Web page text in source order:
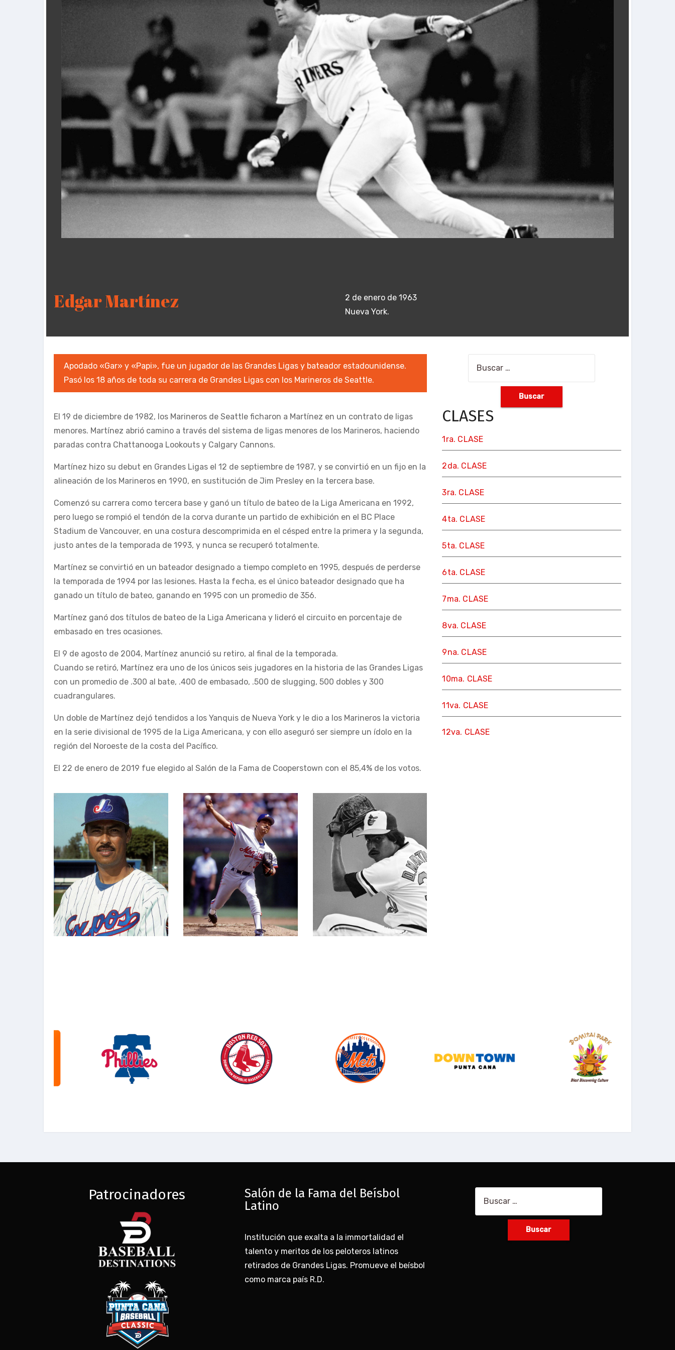
Edgar Martínez
2 de enero de 1963
Nueva York.
Apodado «Gar» y «Papi», fue un jugador de las Grandes Ligas y bateador estadounidense.
Pasó los 18 años de toda su carrera de Grandes Ligas con los Marineros de Seattle.
El 19 de diciembre de 1982, los Marineros de Seattle ficharon a Martínez en un contrato de ligas
menores. Martínez abrió camino a través del sistema de ligas menores de los Marineros, haciendo
paradas contra Chattanooga Lookouts y Calgary Cannons.
Martínez hizo su debut en Grandes Ligas el 12 de septiembre de 1987, y se convirtió en un fijo en la
alineación de los Marineros en 1990, en sustitución de Jim Presley en la tercera base.
Comenzó su carrera como tercera base y ganó un título de bateo de la Liga Americana en 1992,
pero luego se rompió el tendón de la corva durante un partido de exhibición en el BC Place
Stadium de Vancouver, en una costura descomprimida en el césped entre la primera y la segunda,
justo antes de la temporada de 1993, y nunca se recuperó totalmente.
Martínez se convirtió en un bateador designado a tiempo completo en 1995, después de perderse
la temporada de 1994 por las lesiones. Hasta la fecha, es el único bateador designado que ha
ganado un título de bateo, ganando en 1995 con un promedio de 356.
Martínez ganó dos títulos de bateo de la Liga Americana y lideró el circuito en porcentaje de
embasado en tres ocasiones.
El 9 de agosto de 2004, Martínez anunció su retiro, al final de la temporada.
Cuando se retiró, Martínez era uno de los únicos seis jugadores en la historia de las Grandes Ligas
con un promedio de .300 al bate, .400 de embasado, .500 de slugging, 500 dobles y 300
cuadrangulares.
Un doble de Martínez dejó tendidos a los Yanquis de Nueva York y le dio a los Marineros la victoria
en la serie divisional de 1995 de la Liga Americana, y con ello aseguró ser siempre un ídolo en la
región del Noroeste de la costa del Pacífico.
El 22 de enero de 2019 fue elegido al Salón de la Fama de Cooperstown con el 85,4% de los votos.
CLASES
1ra. CLASE
2da. CLASE
3ra. CLASE
4ta. CLASE
5ta. CLASE
6ta. CLASE
7ma. CLASE
8va. CLASE
9na. CLASE
10ma. CLASE
11va. CLASE
12va. CLASE
Patrocinadores
Salón de la Fama del Beísbol
Latino
Institución que exalta a la immortalidad el
talento y meritos de los peloteros latinos
retirados de Grandes Ligas. Promueve el beísbol
como marca país R.D.